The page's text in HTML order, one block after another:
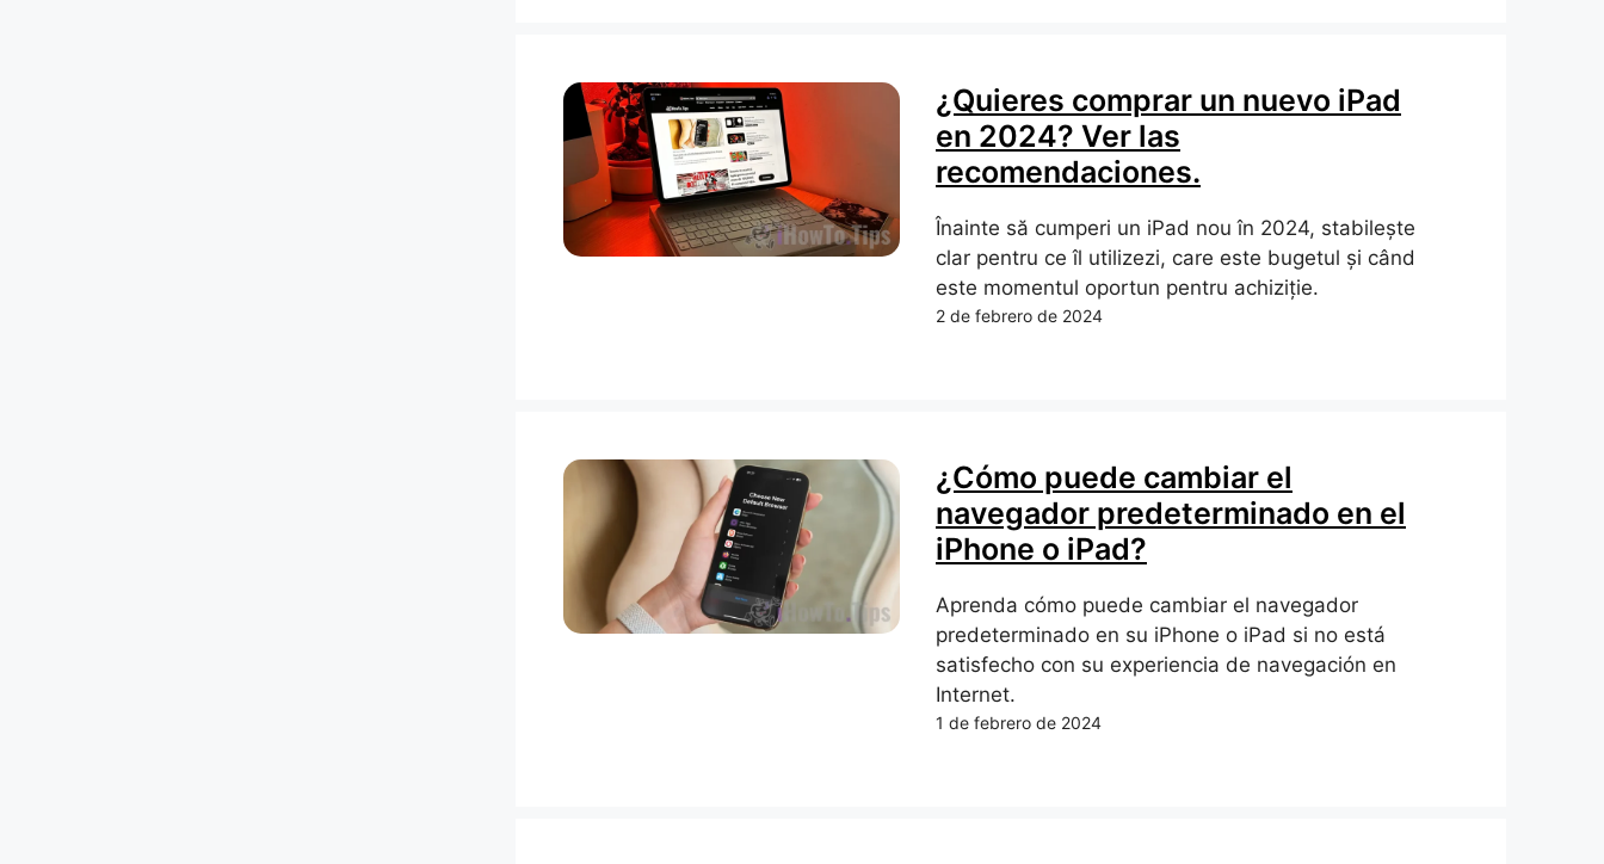
¿Quieres comprar un nuevo iPad
en 2024? Ver las
recomendaciones.
Înainte să cumperi un iPad nou în 2024, stabilește
clar pentru ce îl utilizezi, care este bugetul și când
este momentul oportun pentru achiziție.
2 de febrero de 2024
¿Cómo puede cambiar el
navegador predeterminado en el
iPhone o iPad?
Aprenda cómo puede cambiar el navegador
predeterminado en su iPhone o iPad si no está
satisfecho con su experiencia de navegación en
Internet.
1 de febrero de 2024